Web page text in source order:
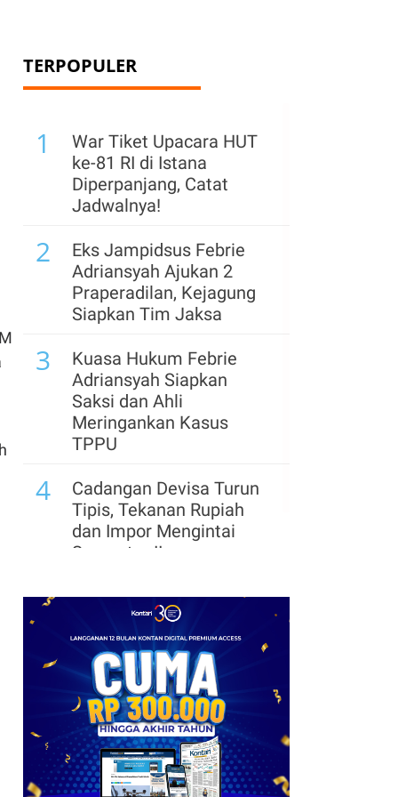
TERPOPULER
1
War Tiket Upacara HUT
ke-81 RI di Istana
Diperpanjang, Catat
Jadwalnya!
2
Eks Jampidsus Febrie
Adriansyah Ajukan 2
Praperadilan, Kejagung
Siapkan Tim Jaksa
3
Kuasa Hukum Febrie
Adriansyah Siapkan
Saksi dan Ahli
Meringankan Kasus
TPPU
4
Cadangan Devisa Turun
Tipis, Tekanan Rupiah
dan Impor Mengintai
Semester II